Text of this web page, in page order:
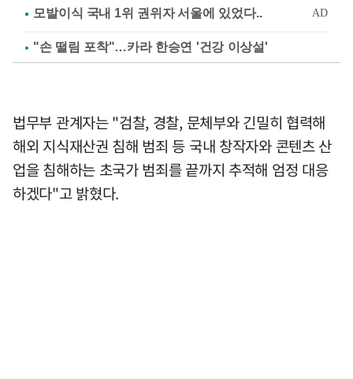
"손 떨림 포착"…카라 한승연 '건강 이상설'
법무부 관계자는 "검찰, 경찰, 문체부와 긴밀히 협력해
해외 지식재산권 침해 범죄 등 국내 창작자와 콘텐츠 산
업을 침해하는 초국가 범죄를 끝까지 추적해 엄정 대응
하겠다"고 밝혔다.